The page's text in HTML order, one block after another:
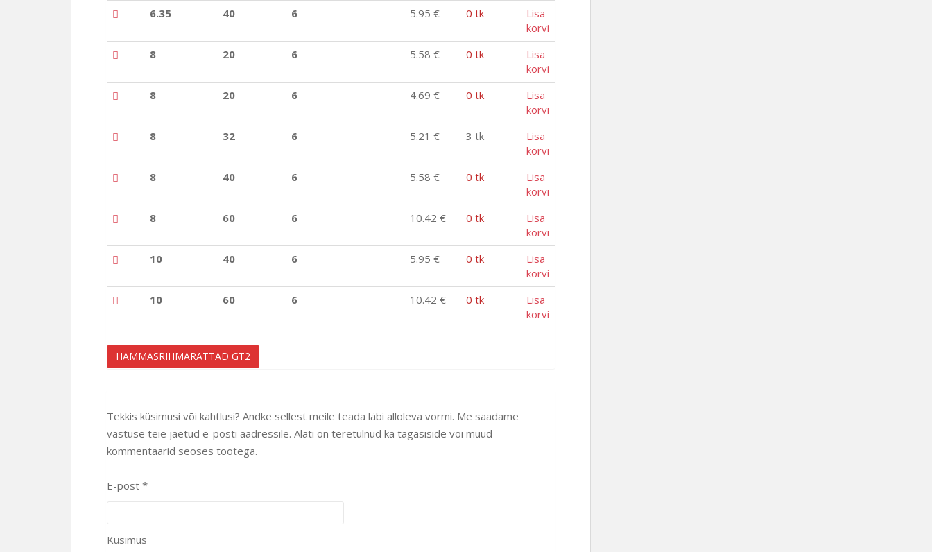
6.35
40 6 5.95 € 0 tk
Lisa
korvi
8
20 6 5.58 € 0 tk
Lisa
korvi
8
20 6 4.69 € 0 tk
Lisa
korvi
8
32 6 5.21 € 3 tk
Lisa
korvi
8
40 6 5.58 € 0 tk
Lisa
korvi
8
60 6 10.42 € 0 tk
Lisa
korvi
10
40 6 5.95 € 0 tk
Lisa
korvi
10
60 6 10.42 € 0 tk
Lisa
korvi
HAMMASRIHMARATTAD GT2
Tekkis küsimusi või kahtlusi? Andke sellest meile teada läbi alloleva vormi. Me saadame
vastuse teie jäetud e-posti aadressile. Alati on teretulnud ka tagasiside või muud
kommentaarid seoses tootega.
E-post *
Küsimus